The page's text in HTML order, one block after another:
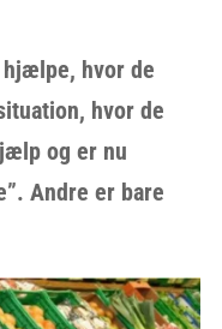
hvor de
hvor de
og er nu
Andre er bare